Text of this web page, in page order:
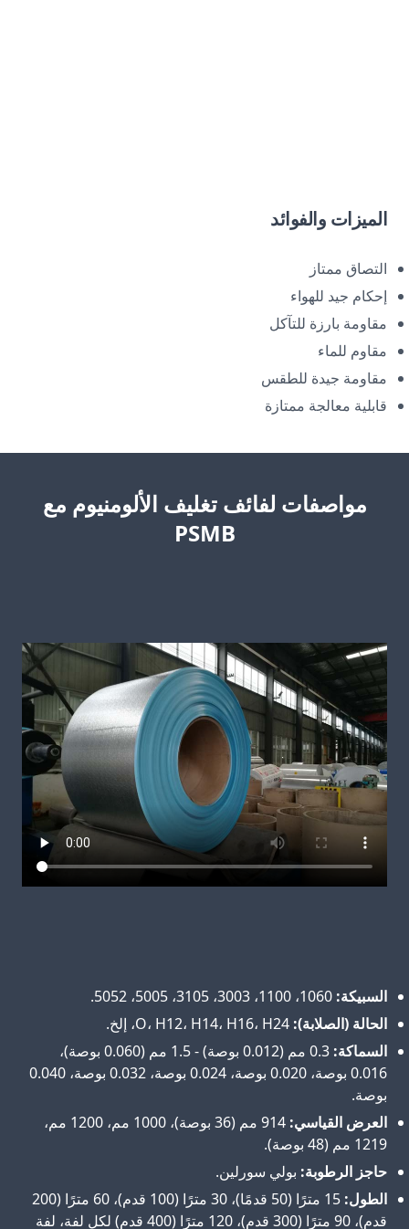
الميزات والفوائد
التصاق ممتاز
إحكام جيد للهواء
مقاومة بارزة للتآكل
مقاوم للماء
مقاومة جيدة للطقس
قابلية معالجة ممتازة
مواصفات لفائف تغليف الألومنيوم مع
PSMB
السبيكة:
الحالة (الصلابة):
السماكة:
0.3 مم (0.012 بوصة) - 1.5 مم (0.060 بوصة)،
0.016 بوصة، 0.020 بوصة، 0.024 بوصة، 0.032 بوصة، 0.040
بوصة.
العرض القياسي:
914 مم (36 بوصة)، 1000 مم، 1200 مم،
1219 مم (48 بوصة).
حاجز الرطوبة: بولي سورلين.
الطول:
15 مترًا (50 قدمًا)، 30 مترًا (100 قدم)، 60 مترًا (200
قدم)، 90 مترًا (300 قدم)، 120 مترًا (400 قدم) لكل لفة، لفة